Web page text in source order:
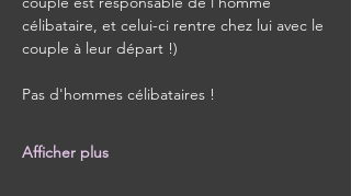
célibataire, et celui-ci rentre chez lui avec le
couple à leur départ !)
Pas d'hommes célibataires !
Afficher plus